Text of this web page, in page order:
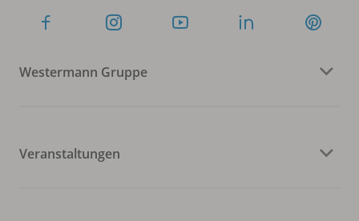
Westermann Gruppe
Veranstaltungen